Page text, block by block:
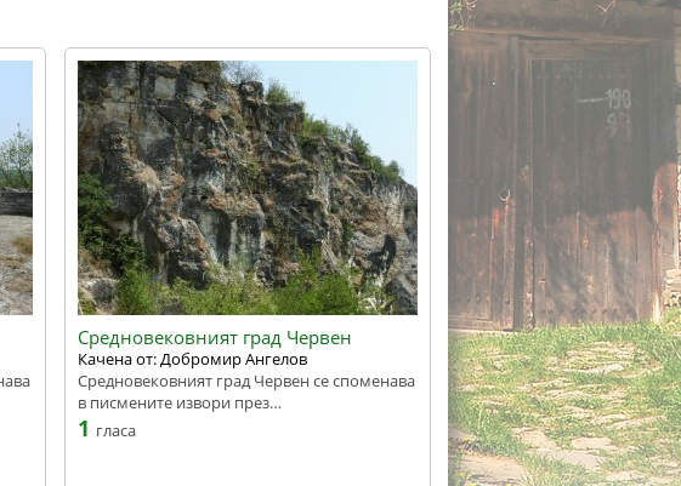
Средновековният град Червен
Качена от: Добромир Ангелов
Средновековният град Червен се споменава
в писмените извори през…
1 гласа